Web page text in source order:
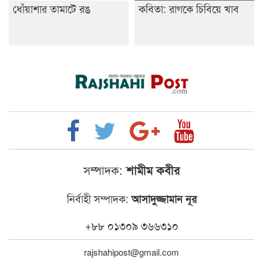
ধোঁয়াশার তামাটে রঙ কবিতা: রাগকে চিবিয়ে খাব
সম্পাদক: শামীম কবীর
নির্বাহী সম্পাদক:আসাদুজ্জামান নূর
+৮৮ ০১৩০৯ ৩৬৬৩১০
rajshahipost@gmail.com